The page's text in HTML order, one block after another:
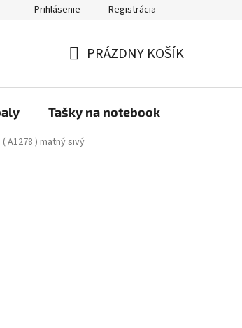
Prihlásenie Registrácia
KOŠÍK
PRÁZDNY KOŠÍK
Tašky na notebook
A1278 ) matný sivý